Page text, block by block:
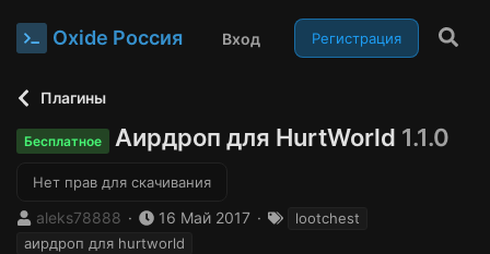
Oxide Россия Вход Регистрация
Плагины
Бесплатное Аирдроп для HurtWorld 1.1.0
Нет прав для скачивания
А
в
aleks78888
Д
а
16 Май 2017
lootchest
аирдроп для hurtworld